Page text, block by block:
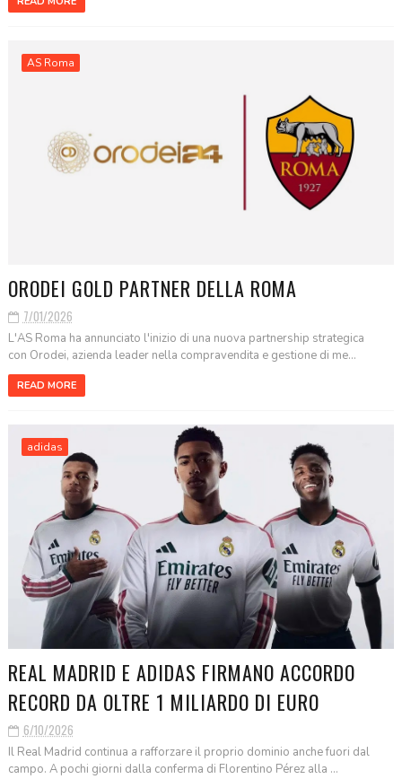
AS Roma
ORODEI GOLD PARTNER DELLA ROMA
7/01/2026
L'AS Roma ha annunciato l'inizio di una nuova partnership strategica
con Orodei, azienda leader nella compravendita e gestione di me...
READ MORE
adidas
REAL MADRID E ADIDAS FIRMANO ACCORDO
RECORD DA OLTRE 1 MILIARDO DI EURO
6/10/2026
Il Real Madrid continua a rafforzare il proprio dominio anche fuori dal
campo. A pochi giorni dalla conferma di Florentino Pérez alla ...